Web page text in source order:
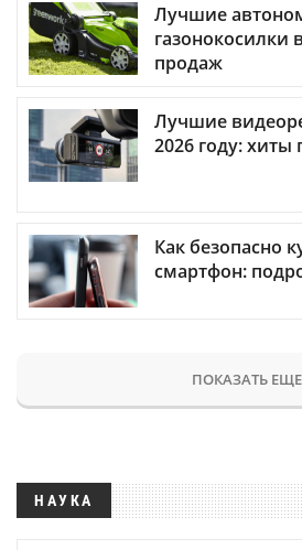
Лучшие
газонокосилки
продаж
Лучшие
2026 году: хиты
Как безопасно
смартфон:
ПОКАЗАТЬ ЕЩЕ
НАУКА